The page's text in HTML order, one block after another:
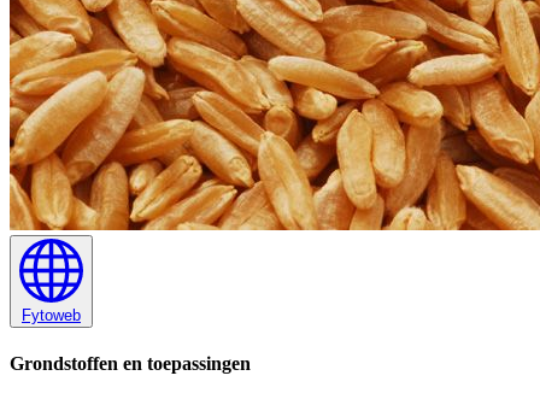
Fytoweb
Grondstoffen en toepassingen